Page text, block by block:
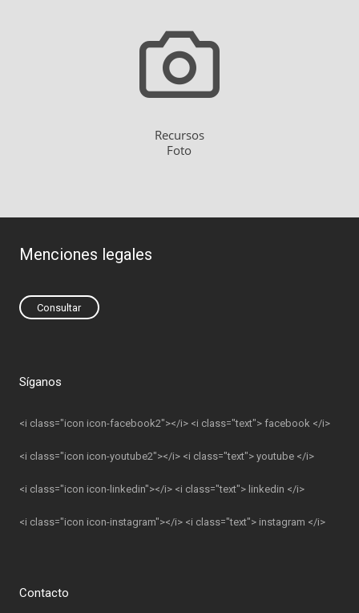
Recursos
Foto
Menciones legales
Consultar
Síganos
<i class="icon icon-facebook2"></i> <i class="text"> facebook </i>
<i class="icon icon-youtube2"></i> <i class="text"> youtube </i>
<i class="icon icon-linkedin"></i> <i class="text"> linkedin </i>
<i class="icon icon-instagram"></i> <i class="text"> instagram </i>
Contacto